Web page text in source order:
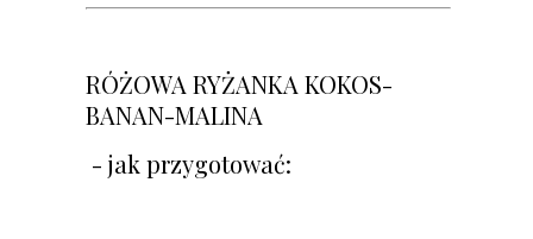
RÓŻOWA RYŻANKA KOKOS-
BANAN-MALINA
- jak przygotować: